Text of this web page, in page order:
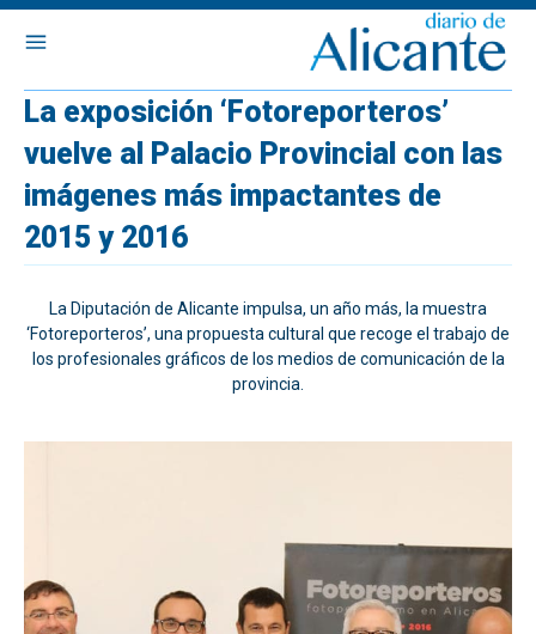
La exposición ‘Fotoreporteros’
vuelve al Palacio Provincial con las
imágenes más impactantes de
2015 y 2016
La Diputación de Alicante impulsa, un año más, la muestra
‘Fotoreporteros’, una propuesta cultural que recoge el trabajo de
los profesionales gráficos de los medios de comunicación de la
provincia.